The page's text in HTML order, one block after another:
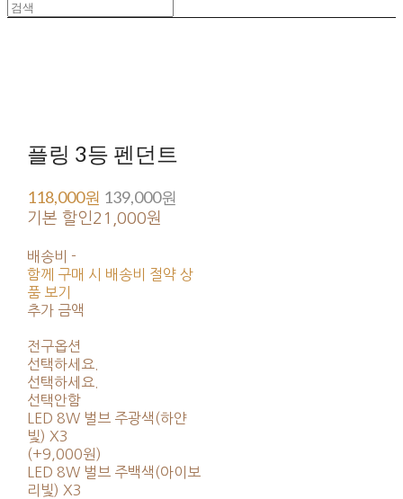
플링 3등 펜던트
118,000원 139,000원
기본 할인21,000원
배송비 -
함께 구매 시 배송비 절약 상
품 보기
추가 금액
전구옵션
선택하세요.
선택하세요.
선택안함
LED 8W 벌브 주광색(하얀
빛) X3
(+9,000원)
LED 8W 벌브 주백색(아이보
리빛) X3